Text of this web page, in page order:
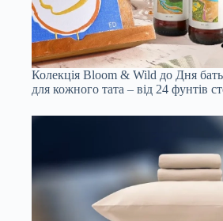
Колекція Bloom & Wild до Дня
для кожного тата – від 24 фунтів